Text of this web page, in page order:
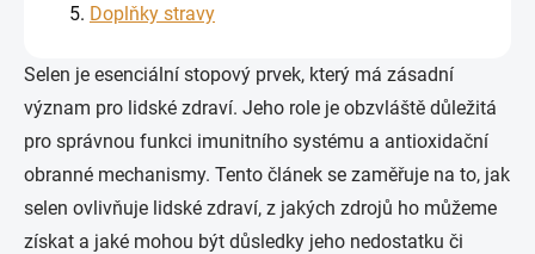
Doplňky stravy
Selen je esenciální stopový prvek, který má zásadní
význam pro lidské zdraví. Jeho role je obzvláště důležitá
pro správnou funkci imunitního systému a antioxidační
obranné mechanismy. Tento článek se zaměřuje na to, jak
selen ovlivňuje lidské zdraví, z jakých zdrojů ho můžeme
získat a jaké mohou být důsledky jeho nedostatku či